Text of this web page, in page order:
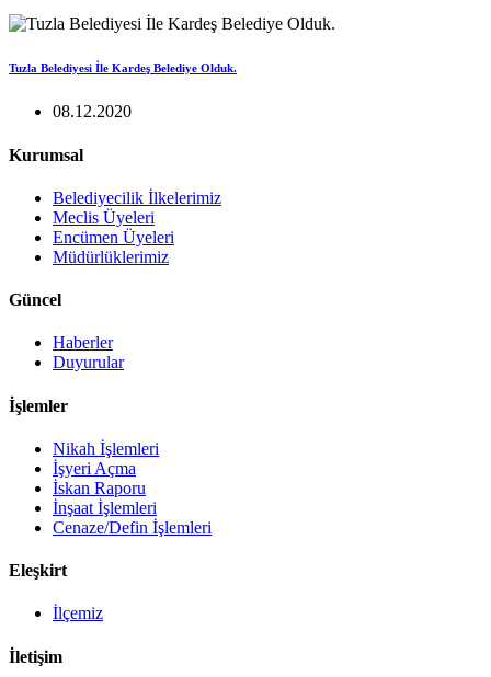
Tuzla Belediyesi İle Kardeş Belediye Olduk.
08.12.2020
Kurumsal
Belediyecilik İlkelerimiz
Meclis Üyeleri
Encümen Üyeleri
Müdürlüklerimiz
Güncel
Haberler
Duyurular
İşlemler
Nikah İşlemleri
İşyeri Açma
İskan Raporu
İnşaat İşlemleri
Cenaze/Defin İşlemleri
Eleşkirt
İlçemiz
İletişim